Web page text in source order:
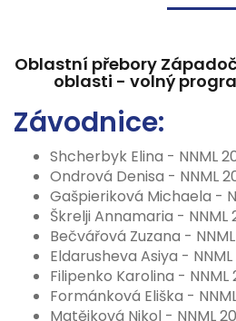
Oblastní přebory
oblasti - volný
Závodnice:
Shcherbyk Elina - NNML
Ondrová Denisa - NNML
Gašpieriková Michaela -
Škrelji Annamaria - NNML
Bečvářová Zuzana -
Eldarusheva Asiya - NNML
Filipenko Karolina - NNML
Formánková Eliška -
Matějková Nikol - NNML